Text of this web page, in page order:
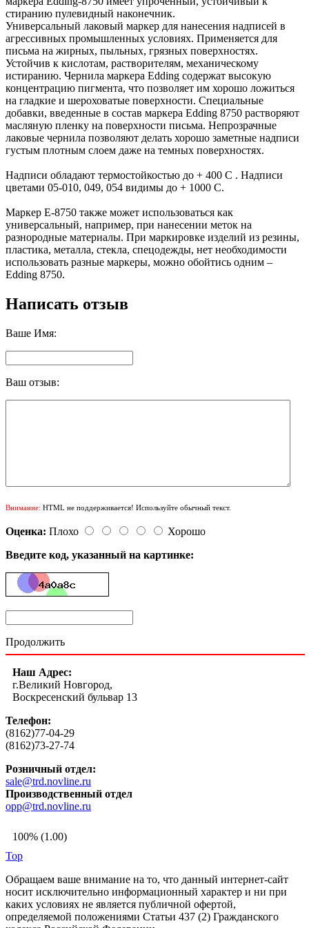
стиранию пулевидный наконечник.
Универсальный лаковый маркер для нанесения надписей в
агрессивных промышленных условиях. Применяется для
письма на жирных, пыльных, грязных поверхностях.
Устойчив к кислотам, растворителям, механическому
истиранию. Чернила маркера Edding содержат высокую
концентрацию пигмента, что позволяет им хорошо ложиться
на гладкие и шероховатые поверхности. Специальные
добавки, введенные в состав маркера Edding 8750 растворяют
масляную пленку на поверхности письма. Непрозрачные
лаковые чернила позволяют делать хорошо заметные надписи
густым плотным слоем даже на темных поверхностях.
Надписи обладают термостойкостью до + 400 С . Надписи
цветами 05-010, 049, 054 видимы до + 1000 С.
Маркер Е-8750 также может использоваться как
универсальный, например, при нанесении меток на
разнородные материалы. При маркировке изделий из резины,
пластика, металла, стекла, спецодежды, нет необходимости
использовать разные маркеры, можно обойтись одним –
Edding 8750.
Написать отзыв
Ваше Имя:
Ваш отзыв:
Внимание: HTML не поддерживается! Используйте обычный текст.
Оценка: Плохо
Хорошо
Введите код, указанный на картинке:
Продолжить
Наш Адрес:
г.Великий Новгород,
Воскресенский бульвар 13
Телефон:
(8162)77-04-29
(8162)73-27-74
Розничный отдел:
sale@trd.novline.ru
Производственный отдел
opp@trd.novline.ru
100% (1.00)
Top
Обращаем ваше внимание на то, что данный интернет-сайт
носит исключительно информационный характер и ни при
каких условиях не является публичной офертой,
определяемой положениями Статьи 437 (2) Гражданского